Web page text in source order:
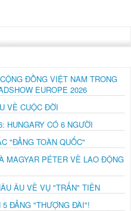
ĐỒNG VIỆT NAM TRONG
EUROPE 2026
VỀ CUỘC ĐỜI
HUNGARY CÓ 6 NGƯỜI
"ĐẢNG TOÀN QUỐC"
MAGYAR PÉTER VỀ LAO ĐỘNG
ÂU VỀ VỤ "TRẤN" TIỀN
ĐẢNG "THƯỢNG ĐÀI"!